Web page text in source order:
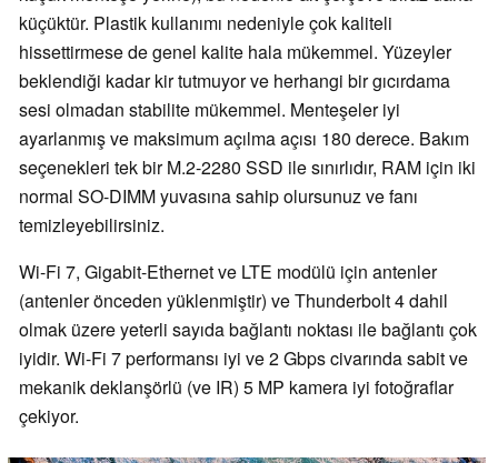
küçüktür. Plastik kullanımı nedeniyle çok kaliteli
hissettirmese de genel kalite hala mükemmel. Yüzeyler
beklendiği kadar kir tutmuyor ve herhangi bir gıcırdama
sesi olmadan stabilite mükemmel. Menteşeler iyi
ayarlanmış ve maksimum açılma açısı 180 derece. Bakım
seçenekleri tek bir M.2-2280 SSD ile sınırlıdır, RAM için iki
normal SO-DIMM yuvasına sahip olursunuz ve fanı
temizleyebilirsiniz.
Wi-Fi 7, Gigabit-Ethernet ve LTE modülü için antenler
(antenler önceden yüklenmiştir) ve Thunderbolt 4 dahil
olmak üzere yeterli sayıda bağlantı noktası ile bağlantı çok
iyidir. Wi-Fi 7 performansı iyi ve 2 Gbps civarında sabit ve
mekanik deklanşörlü (ve IR) 5 MP kamera iyi fotoğraflar
çekiyor.